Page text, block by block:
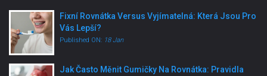
Fixní Rovnátka Versus Vyjímatelná: Která Jsou Pro
Vás Lepší?
Published ON: 18 Jan
Jak Často Měnit Gumičky Na Rovnátka: Pravidla